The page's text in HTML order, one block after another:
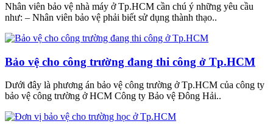
Nhân viên bảo vệ nhà máy ở Tp.HCM cần chú ý những yêu cầu
như: – Nhân viên bảo vệ phải biết sử dụng thành thạo..
Bảo vệ cho công trường đang thi công ở Tp.HCM
Dưới đây là phương án bảo vệ công trường ở Tp.HCM của công ty
bảo vệ công trường ở HCM Công ty Bảo vệ Đông Hải..